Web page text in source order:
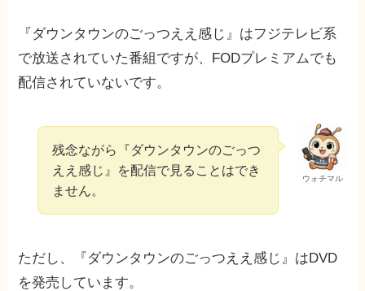
『ダウンタウンのごっつええ感じ』はフジテレビ系
で放送されていた番組ですが、FODプレミアムでも
配信されていないです。
ウォチマル
残念ながら『ダウンタウンのごっつ
ええ感じ』を配信で見ることはでき
ません。
ただし、『ダウンタウンのごっつええ感じ』はDVD
を発売しています。